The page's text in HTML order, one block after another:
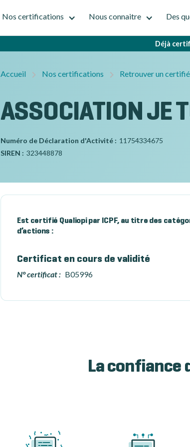
Nos certifications Nous connaitre Des
Déjà
Accueil Nos certifications Retrouver un certifié
ASSOCIATION JE
Numéro de Déclaration d'Activité : 11754334675
SIREN : 323448878
Est certifié Qualiopi par ICPF, au titre des
d’actions :
Certificat en cours de validité
N° certificat : B05996
La confiance